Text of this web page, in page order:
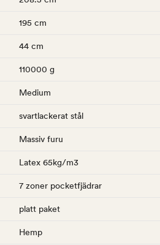
195 cm
44 cm
110000 g
Medium
svartlackerat stål
Massiv furu
Latex 65kg/m3
7 zoner pocketfjädrar
platt paket
Hemp